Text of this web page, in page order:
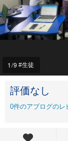
1/9 生徒
評価なし
0件のアブログのレ